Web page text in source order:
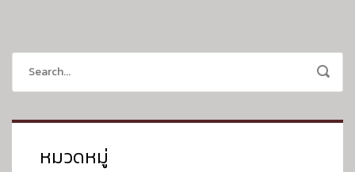
t
s
n
หมวดหมู่